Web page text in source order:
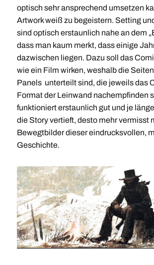
optisch sehr ansprechend umsetzen
Artwork weiß zu begeistern. Setting
sind optisch erstaunlich nahe an dem
dass man kaum merkt, dass einige
dazwischen liegen. Dazu soll das
wie ein Film wirken, weshalb die
Panels unterteilt sind, die jeweils das
Format der Leinwand nachempfinden
funktioniert erstaunlich gut und je
die Story vertieft, desto mehr vermisst
Bewegtbilder dieser eindrucksvollen,
Geschichte.